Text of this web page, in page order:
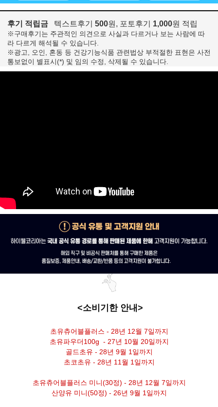
후기 적립금 텍스트후기 500원, 포토후기 1,000원 적립
※구매후기는 주관적인 의견으로 사실과 다르거나 보는 사람에 따
라 다르게 해석될 수 있습니다.
※광고, 오인, 혼동 등 건강기능식품 관련법상 부적절한 표현은 사전
통보없이 별표시(*) 및 임의 수정, 삭제될 수 있습니다.
<소비기한 안내>
초유츄어블플러스 - 28년 12월 7일까지
초유파우더100g - 27년 10월 20일까지
골드초유 - 28년 9월 1일까지
초코초유 - 28년 11월 1일까지
초유츄어블플러스 미니(30정) - 28년 12월 7일까지
산양유 미니(50정) - 26년 9월 1일까지